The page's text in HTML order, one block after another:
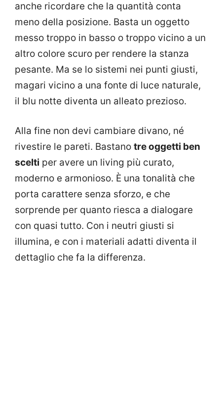
anche ricordare che la quantità conta
meno della posizione. Basta un oggetto
messo troppo in basso o troppo vicino a un
altro colore scuro per rendere la stanza
pesante. Ma se lo sistemi nei punti giusti,
magari vicino a una fonte di luce naturale,
il blu notte diventa un alleato prezioso.
Alla fine non devi cambiare divano, né
rivestire le pareti. Bastano tre oggetti ben
scelti per avere un living più curato,
moderno e armonioso. È una tonalità che
porta carattere senza sforzo, e che
sorprende per quanto riesca a dialogare
con quasi tutto. Con i neutri giusti si
illumina, e con i materiali adatti diventa il
dettaglio che fa la differenza.